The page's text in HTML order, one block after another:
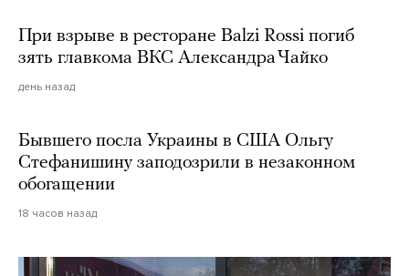
При взрыве в ресторане Balzi Rossi погиб
зять главкома ВКС Александра Чайко
день назад
Бывшего посла Украины в США Ольгу
Стефанишину заподозрили в незаконном
обогащении
18 часов назад